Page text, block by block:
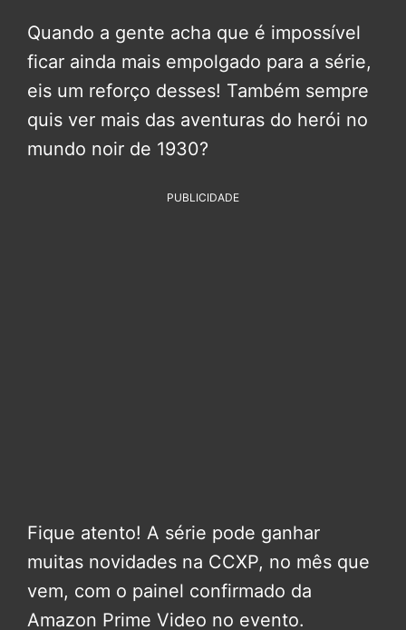
Quando a gente acha que é impossível
ficar ainda mais empolgado para a série,
eis um reforço desses! Também sempre
quis ver mais das aventuras do herói no
mundo noir de 1930?
PUBLICIDADE
Fique atento! A série pode ganhar
muitas novidades na CCXP, no mês que
vem, com o painel confirmado da
Amazon Prime Video no evento.